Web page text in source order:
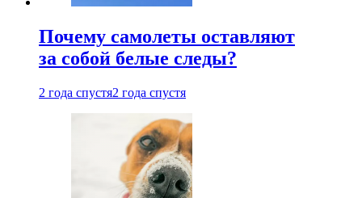
Почему самолеты оставляют
за собой белые следы?
2 года спустя2 года спустя